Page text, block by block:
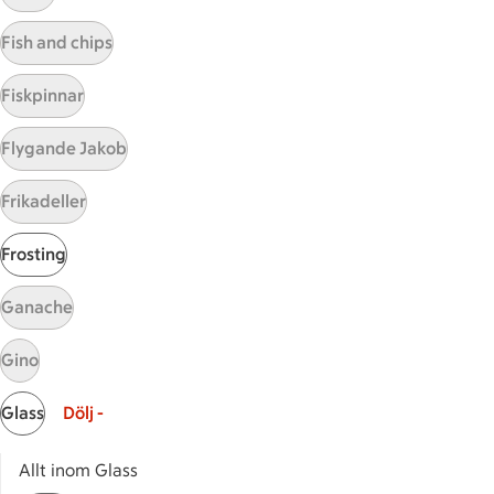
Sidfot
Start
Få snabbt svar
Prenumerera
Fish and chips
Fiskpinnar
Flygande Jakob
Frikadeller
Frosting
Ganache
Gino
Glass Dölj -
Allt inom Glass